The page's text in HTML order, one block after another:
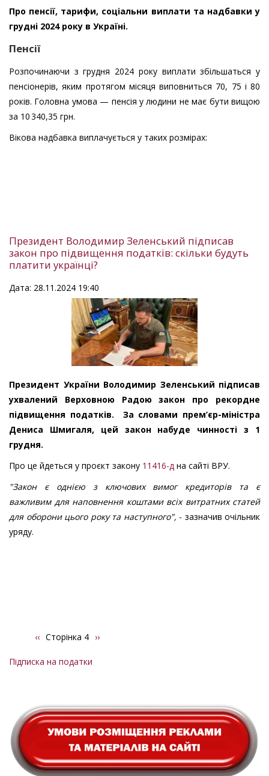
Про пенсії, тарифи, соціальни виплати та надбавки у
грудні 2024 року в Україні.
Пенсії
Розпочинаючи з грудня 2024 року виплати збільшаться у
пенсіонерів, яким протягом місяця виповниться 70, 75 і 80
років. Головна умова — пенсія у людини не має бути вищою
за 10 340,35 грн.
Вікова надбавка виплачується у таких розмірах:
Президент Володимир Зеленський підписав
закон про підвищення податків: скільки будуть
платити українці?
Дата: 28.11.2024 19:40
Президент України Володимир Зеленський підписав
ухвалений Верховною Радою закон про рекордне
підвищення податків.
За словами прем’єр-міністра
Дениса Шмигаля, цей закон набуде чинності з 1
грудня.
Про це йдеться у проєкт закону 11416-д на сайті ВРУ.
"Закон є однією з ключових вимог кредиторів та є
важливим для наповнення коштами всіх витратних статей
для оборони цього року та наступного", - зазначив очільник
уряду.
Розбивка
сторінки
Попередня
‹‹ Сторінка 4 Наступна
››
Підписка на податки